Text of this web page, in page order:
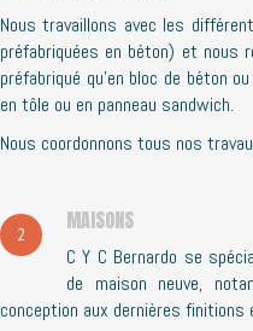
Nous travaillons avec les
préfabriquées en béton) et nous
préfabriqué qu’en bloc de béton
en tôle ou en panneau sandwich.
Nous coordonnons tous nos
2
MAISONS
C Y C Bernardo se
de maison neuve,
conception aux dernières finitions